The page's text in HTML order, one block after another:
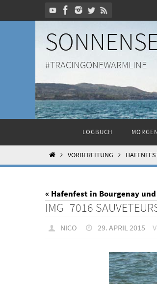
Inhalt
#TRACINGONEWARMLINE
springen
LOGBUCH
HOMEVORBEREITUNG
« Hafenfest in Bourgenay
IMG_7016
NICO 29. APRIL 2015